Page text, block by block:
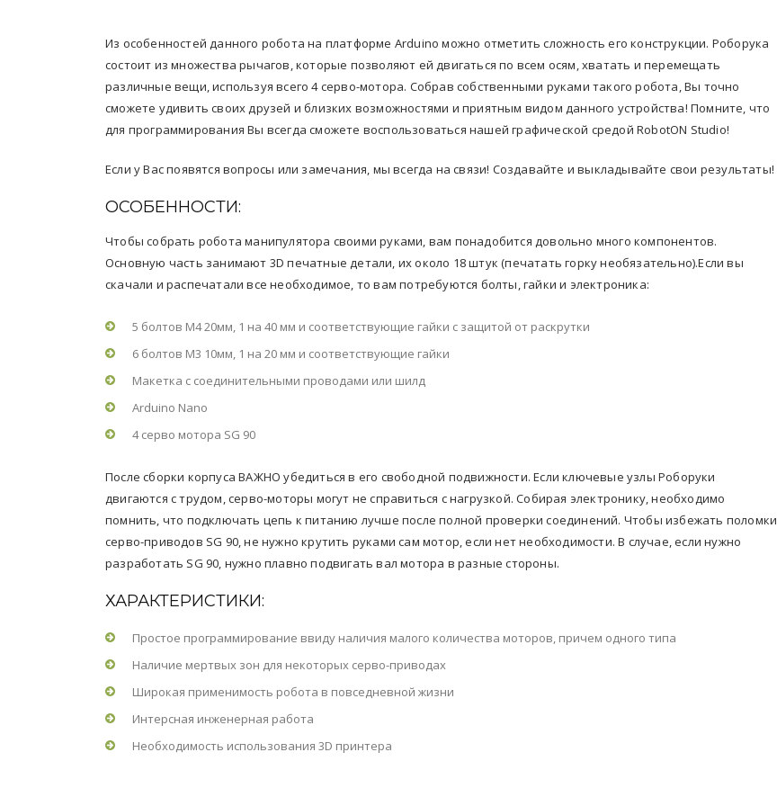
Из особенностей данного робота на платформе Arduino можно отметить сложность его конструкции. Роборука
состоит из множества рычагов, которые позволяют ей двигаться по всем осям, хватать и перемещать
различные вещи, используя всего 4 серво-мотора. Собрав собственными руками такого робота, Вы точно
сможете удивить своих друзей и близких возможностями и приятным видом данного устройства! Помните, что
для программирования Вы всегда сможете воспользоваться нашей графической средой RobotON Studio!
Если у Вас появятся вопросы или замечания, мы всегда на связи! Создавайте и выкладывайте свои результаты!
ОСОБЕННОСТИ:
Чтобы собрать робота манипулятора своими руками, вам понадобится довольно много компонентов.
Основную часть занимают 3D печатные детали, их около 18 штук (печатать горку необязательно).Если вы
скачали и распечатали все необходимое, то вам потребуются болты, гайки и электроника:
5 болтов М4 20мм, 1 на 40 мм и соответствующие гайки с защитой от раскрутки
6 болтов М3 10мм, 1 на 20 мм и соответствующие гайки
Макетка с соединительными проводами или шилд
Arduino Nano
4 серво мотора SG 90
После сборки корпуса ВАЖНО убедиться в его свободной подвижности. Если ключевые узлы Роборуки
двигаются с трудом, серво-моторы могут не справиться с нагрузкой. Собирая электронику, необходимо
помнить, что подключать цепь к питанию лучше после полной проверки соединений. Чтобы избежать поломки
серво-приводов SG 90, не нужно крутить руками сам мотор, если нет необходимости. В случае, если нужно
разработать SG 90, нужно плавно подвигать вал мотора в разные стороны.
ХАРАКТЕРИСТИКИ:
Простое программирование ввиду наличия малого количества моторов, причем одного типа
Наличие мертвых зон для некоторых серво-приводах
Широкая применимость робота в повседневной жизни
Интерсная инженерная работа
Необходимость использования 3D принтера